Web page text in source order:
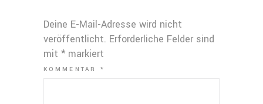
Deine E-Mail-Adresse wird nicht
veröffentlicht. Erforderliche Felder sind
mit * markiert
KOMMENTAR*